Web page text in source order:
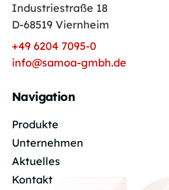
Industriestraße 18
D-68519 Viernheim
+49 6204 7095-0
info@samoa-gmbh.de
Navigation
Produkte
Unternehmen
Aktuelles
Kontakt